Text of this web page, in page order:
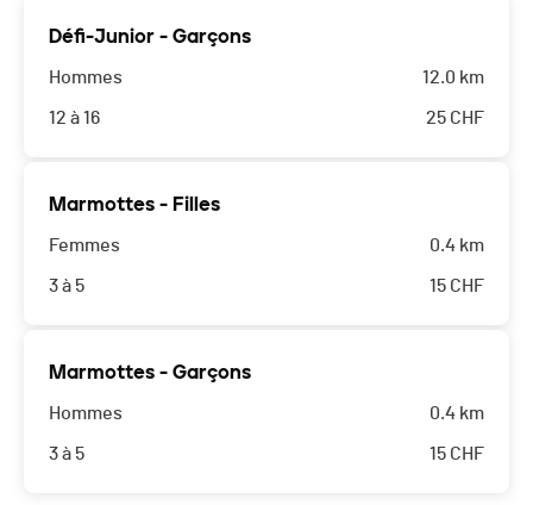
Défi-Junior - Garçons
Hommes
12 à 16
12.0 km
25 CHF
Marmottes - Filles
Femmes
3 à 5
0.4 km
15 CHF
Marmottes - Garçons
Hommes
3 à 5
0.4 km
15 CHF